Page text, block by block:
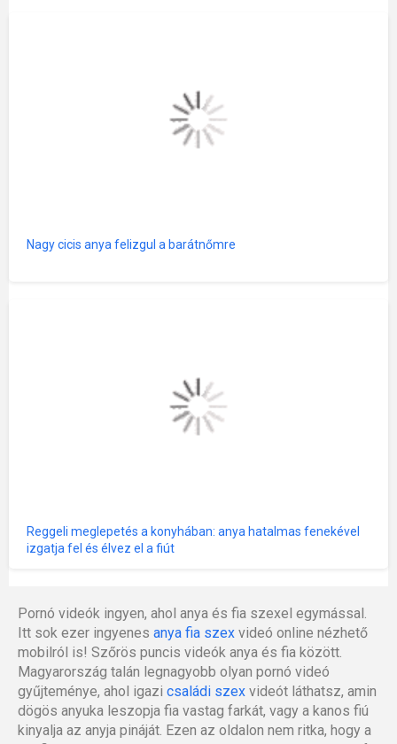
Nagy cicis anya felizgul a barátnőmre
Reggeli meglepetés a konyhában: anya hatalmas fenekével
izgatja fel és élvez el a fiút
Pornó videók ingyen, ahol anya és fia szexel egymással.
Itt sok ezer ingyenes anya fia szex videó online nézhető
mobilról is! Szőrös puncis videók anya és fia között.
Magyarország talán legnagyobb olyan pornó videó
gyűjteménye, ahol igazi családi szex videót láthatsz, amin
dögös anyuka leszopja fia vastag farkát, vagy a kanos fiú
kinyalja az anyja pináját. Ezen az oldalon nem ritka, hogy a